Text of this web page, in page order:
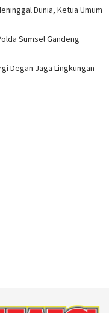
Dunia, Ketua Umum
Sumsel Gandeng
Degan Jaga Lingkungan